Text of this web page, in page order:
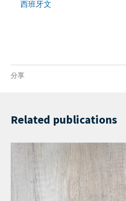
西班牙文
分享
Related publications